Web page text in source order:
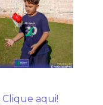
Clique aqui!